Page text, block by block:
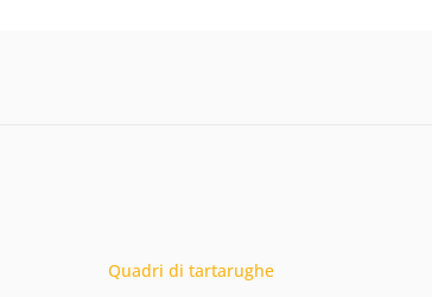
Quadri di tartarughe